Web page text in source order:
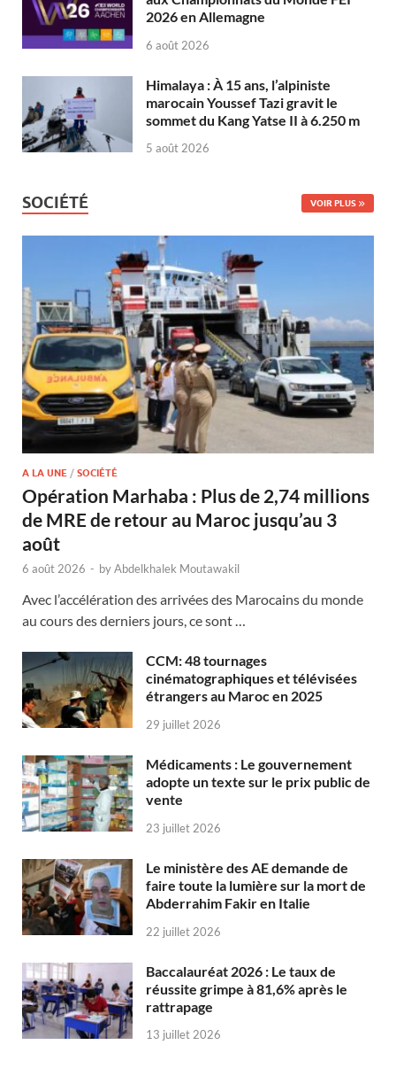
2026 en Allemagne
6 août 2026
Himalaya : À 15 ans, l’alpiniste
marocain Youssef Tazi gravit le
sommet du Kang Yatse II à 6.250 m
5 août 2026
SOCIÉTÉ VOIR PLUS
A LA UNE / SOCIÉTÉ
Opération Marhaba : Plus de 2,74 millions
de MRE de retour au Maroc jusqu’au 3
août
6 août 2026 - byAbdelkhalek Moutawakil
Avec l’accélération des arrivées des Marocains du monde
au cours des derniers jours, ce sont …
CCM: 48 tournages
cinématographiques et télévisées
étrangers au Maroc en 2025
29 juillet 2026
Médicaments : Le gouvernement
adopte un texte sur le prix public de
vente
23 juillet 2026
Le ministère des AE demande de
faire toute la lumière sur la mort de
Abderrahim Fakir en Italie
22 juillet 2026
Baccalauréat 2026 : Le taux de
réussite grimpe à 81,6% après le
rattrapage
13 juillet 2026